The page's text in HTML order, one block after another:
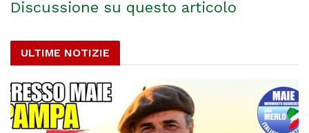
Discussione su questo articolo
ULTIME NOTIZIE